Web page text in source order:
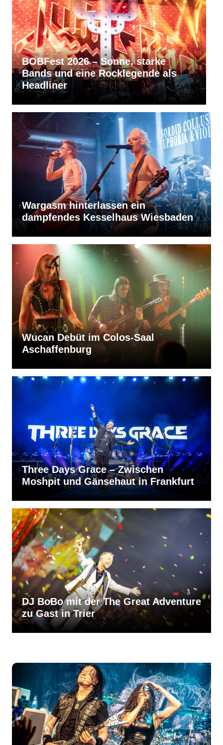
als
RVBang Festival 2026 – Balingen
bleibt die Metal-Hochburg des
Südens
Wargasm hinterlassen ein
dampfendes Kesselhaus Wiesbaden
Wucan Debüt im Colos-Saal
Aschaffenburg
Three Days Grace – Zwischen
Moshpit und Gänsehaut in Frankfurt
DJ BoBo mit der The Great Adventure
zu Gast in Trier